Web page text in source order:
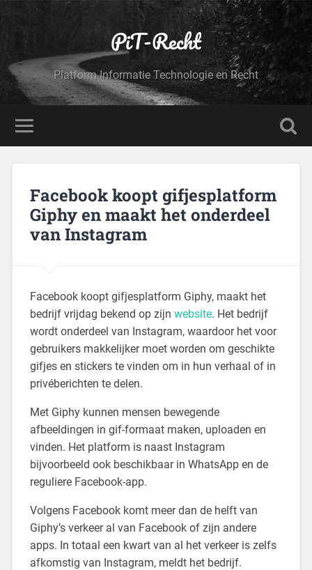
PiT-Recht
Platform Informatie Technologie en Recht
Facebook koopt gifjesplatform
Giphy en maakt het onderdeel
van Instagram
Facebook koopt gifjesplatform Giphy, maakt het
bedrijf vrijdag bekend op zijn website. Het bedrijf
wordt onderdeel van Instagram, waardoor het voor
gebruikers makkelijker moet worden om geschikte
gifjes en stickers te vinden om in hun verhaal of in
privéberichten te delen.
Met Giphy kunnen mensen bewegende
afbeeldingen in gif-formaat maken, uploaden en
vinden. Het platform is naast Instagram
bijvoorbeeld ook beschikbaar in WhatsApp en de
reguliere Facebook-app.
Volgens Facebook komt meer dan de helft van
Giphy’s verkeer al van Facebook of zijn andere
apps. In totaal een kwart van al het verkeer is zelfs
afkomstig van Instagram, meldt het bedrijf.